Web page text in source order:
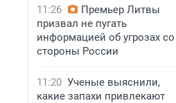
11:26
Премьер Литвы
призвал не пугать
информацией об угрозах со
стороны России
11:20 Ученые выяснили,
какие запахи привлекают